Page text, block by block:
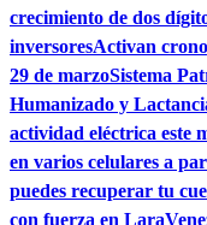
crecimiento de dos
inversoresActivan
29 de marzoSistema
Humanizado y
actividad eléctrica este
en varios celulares a
puedes recuperar tu
con fuerza en Lara